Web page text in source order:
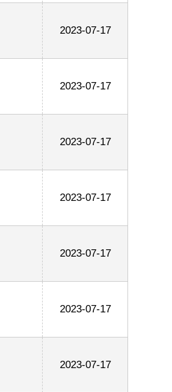
2023-07-17
2023-07-17
2023-07-17
2023-07-17
2023-07-17
2023-07-17
2023-07-17